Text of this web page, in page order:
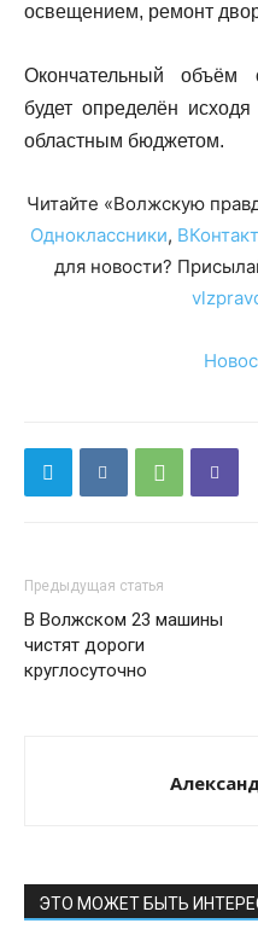
освещением, ремонт
Окончательный объём
будет определён
областным бюджетом.
Читайте «Волжскую
Одноклассники,
для новости?
Предыдущая статья
В Волжском 23 машины
чистят дороги
круглосуточно
ЭТО МОЖЕТ БЫТЬ